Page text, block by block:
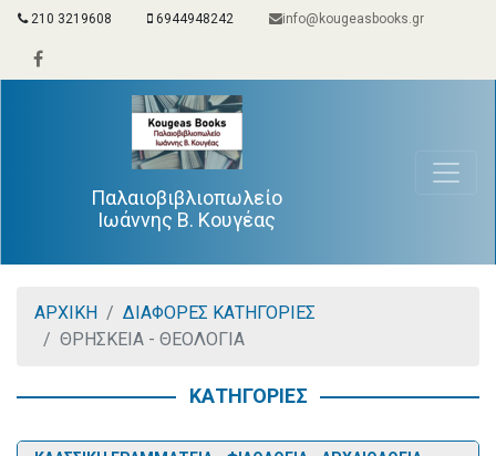
210 3219608 6944948242 info@kougeasbooks.gr
Παλαιοβιβλιοπωλείο
Ιωάννης Β. Κουγέας
ΑΡΧΙΚΗ
ΔΙΑΦΟΡΕΣ ΚΑΤΗΓΟΡΙΕΣ
ΘΡΗΣΚΕΙΑ - ΘΕΟΛΟΓΙΑ
ΚΑΤΗΓΟΡΙΕΣ